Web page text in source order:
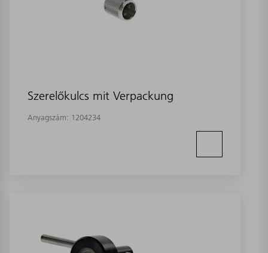
Szerelőkulcs mit Verpackung
Anyagszám: 1204234